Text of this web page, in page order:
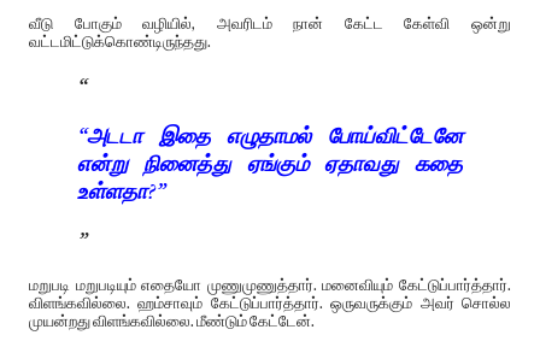
வீடு போகும் வழியில், அவரிடம் நான் கேட்ட கேள்வி ஒன்று
வட்டமிட்டுக்கொண்டிருந்தது.
“அடடா இதை எழுதாமல் போய்விட்டேனே
என்று நினைத்து ஏங்கும் ஏதாவது கதை
உள்ளதா?”
மறுபடி மறுபடியும் எதையோ முணுமுணுத்தார். மனைவியும் கேட்டுப்பார்த்தார்.
விளங்கவில்லை. ஹம்சாவும் கேட்டுப்பார்த்தார். ஒருவருக்கும் அவர் சொல்ல
முயன்றது விளங்கவில்லை. மீண்டும் கேட்டேன்.